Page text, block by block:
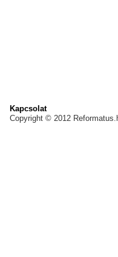
Kapcsolat
Copyright © 2012